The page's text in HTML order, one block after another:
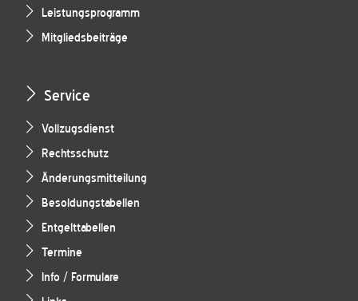
Leistungsprogramm
Mitgliedsbeiträge
Service
Vollzugsdienst
Rechtsschutz
Änderungsmitteilung
Besoldungstabellen
Entgelttabellen
Termine
Info / Formulare